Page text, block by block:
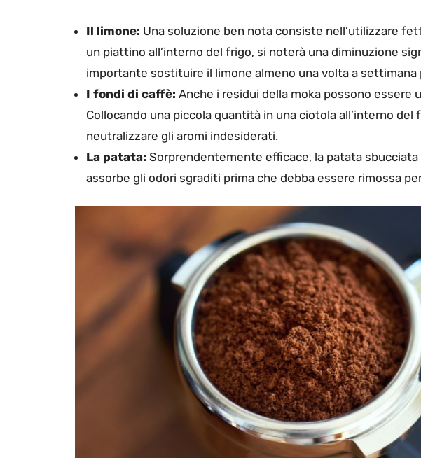
Il limone: Una soluzione ben nota consiste nell’utilizzare
un piattino all’interno del frigo, si noterà una diminuzione
importante sostituire il limone almeno una volta a settimana
I fondi di caffè: Anche i residui della moka possono essere
Collocando una piccola quantità in una ciotola all’interno
neutralizzare gli aromi indesiderati.
La patata: Sorprendentemente efficace, la patata
assorbe gli odori sgraditi prima che debba essere rimossa